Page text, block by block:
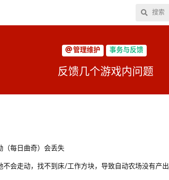
管理维护 事务与反馈
反馈几个游戏内问题
（每日曲奇）会丢失
不会走动，找不到床/工作方块，导致自动农场没有产出